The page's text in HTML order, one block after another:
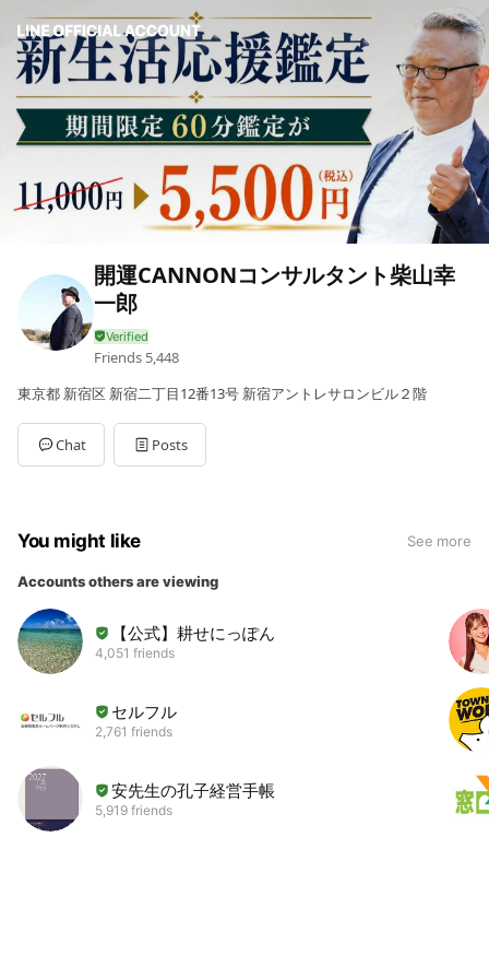
開運CANNONコンサルタント柴山幸
一郎
Friends 5,448
東京都 新宿区 新宿二丁目12番13号 新宿アントレサロンビル２階
Chat Posts
You might like See more
Accounts others are viewing
【公式】耕せにっぽん
4,051 friends
セルフル
2,761 friends
安先生の孔子経営手帳
5,919 friends